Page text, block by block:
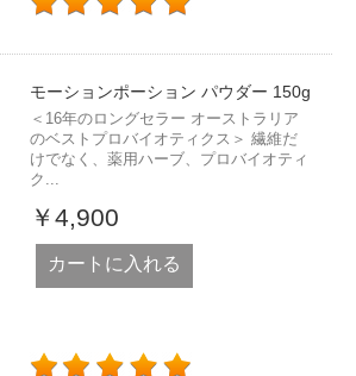
モーションポーション パウダー 150g
＜16年のロングセラー オーストラリア
のベストプロバイオティクス＞ 繊維だ
けでなく、薬用ハーブ、プロバイオティ
ク...
￥4,900
カートに入れる